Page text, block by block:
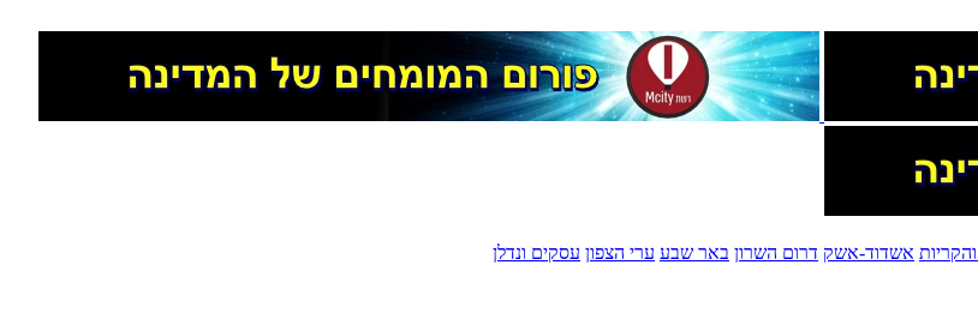
אשדוד-אשק דרום השרון באר שבע ערי הצפון עסקים ונדלן